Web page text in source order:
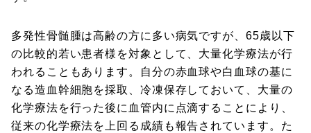
多発性骨髄腫は高齢の方に多い病気ですが、65歳以下
の比較的若い患者様を対象として、大量化学療法が行
われることもあります。自分の赤血球や白血球の基に
なる造血幹細胞を採取、冷凍保存しておいて、大量の
化学療法を行った後に血管内に点滴することにより、
従来の化学療法を上回る成績も報告されています。た